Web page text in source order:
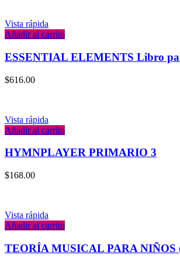
Vista rápida
Añadir al carrito
ESSENTIAL ELEMENTS Libro
$616.00
Vista rápida
Añadir al carrito
HYMNPLAYER PRIMARIO 3
$168.00
Vista rápida
Añadir al carrito
TEORÍA MUSICAL PARA